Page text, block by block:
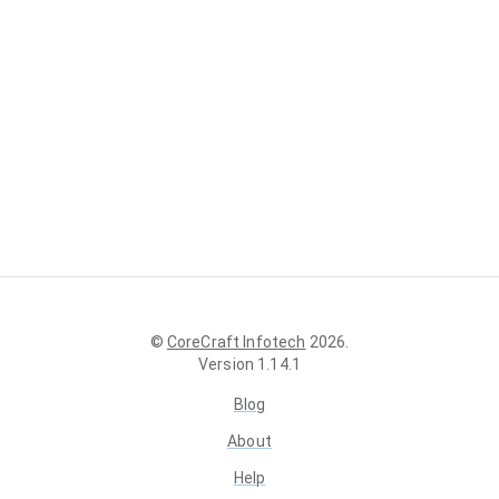
© CoreCraft Infotech 2026
Version 1.14.1
Blog
About
Help